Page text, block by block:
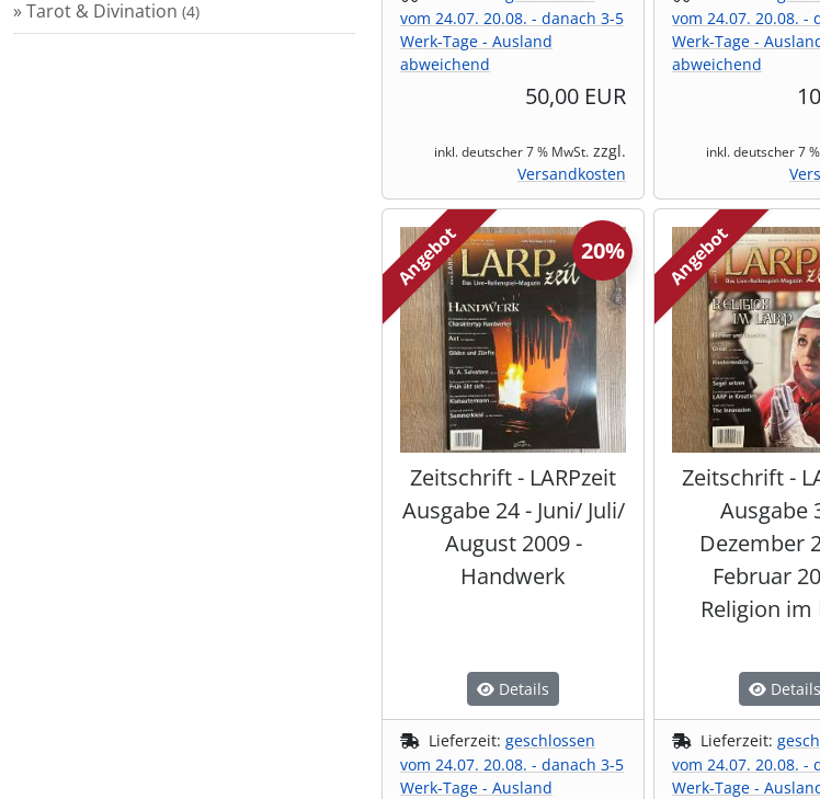
» Tarot & Divination (4)
vom 24.07. 20.08. - danach 3-5
Werk-Tage - Ausland
abweichend
50,00 EUR
inkl. deutscher 7 % MwSt. zzgl.
Versandkosten
vom 24.07. 20.08. -
Werk-Tage -
abweichend
inkl. deutscher 7
Angebot
Zeitschrift - LARPzeit
Ausgabe 24 - Juni/ Juli/
August 2009 -
Handwerk
Details
Lieferzeit: geschlossen
vom 24.07. 20.08. - danach 3-5
Werk-Tage - Ausland
20% Angebot
Zeitschrift -
Ausgabe
Dezember
Februar
Religion im
Details
Lieferzeit:
vom 24.07. 20.08. -
Werk-Tage -
Trommeln, Klagschalen & Musikinstrumente (37)